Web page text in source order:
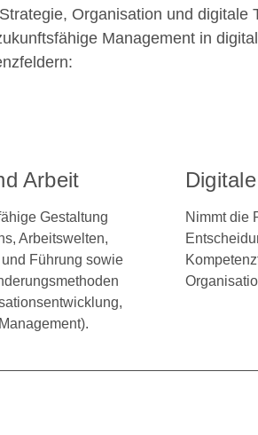
Organisation und digitale
Management in
Arbeit
Gestaltung
Arbeitswelten,
Führung sowie
Nimmt die